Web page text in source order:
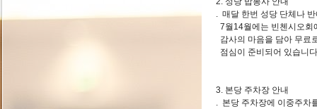
. 매달 한번 성당 단체나
7월14월에는 빈첸시오회
감사의 마음을 담아 무료
점심이 준비되어 있습니
3. 본당 주차장 안내
. 본당 주차장에 이중주차